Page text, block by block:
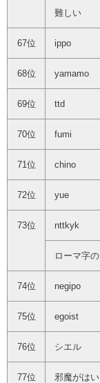
難しい
67位 ippo
68位 yamamo
69位 ttd
70位 fumi
71位 chino
72位 yue
73位 nttkyk
ローマ字
74位 negipo
75位 egoist
76位 シエル
77位 邪魔がは